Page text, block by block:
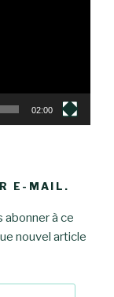
02:00
E-MAIL.
abonner à ce
nouvel article